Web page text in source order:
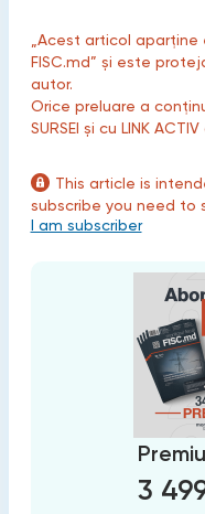
„Acest articol aparține
FISC.md” și este
autor.
Orice preluare a
SURSEI și cu LINK
This article is
subscribe you need to
I am subscriber
3